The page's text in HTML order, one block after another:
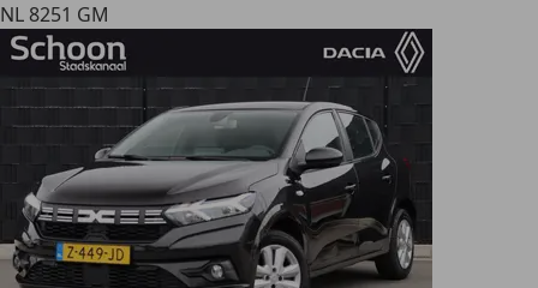
NL 8251 GM